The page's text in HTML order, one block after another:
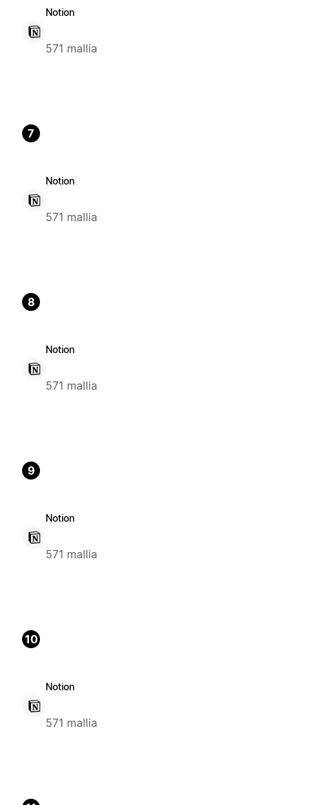
Notion
571 mallia
7
Notion
571 mallia
8
Notion
571 mallia
9
Notion
571 mallia
10
Notion
571 mallia